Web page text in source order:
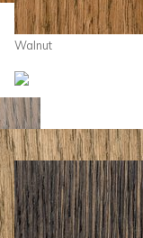
Walnut